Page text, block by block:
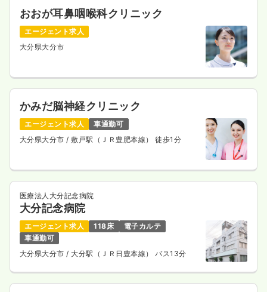
時間 8:30～17:30（休憩60分）
日祝休み
年間休日125日
詳細を見る
おおが耳鼻咽喉科クリニック
エージェント求人
大分県大分市
かみだ脳神経クリニック
エージェント求人
車通勤可
大分県大分市/ 敷戸駅（ＪＲ豊肥本線） 徒歩1分
医療法人大分記念病院
大分記念病院
エージェント求人 118床
電子カルテ
車通勤可
大分県大分市/ 大分駅（ＪＲ日豊本線） バス13分